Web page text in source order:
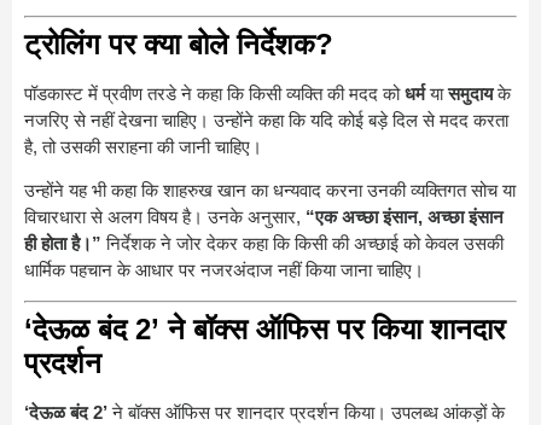
ट्रोलिंग पर क्या बोले निर्देशक?
पॉडकास्ट में प्रवीण तरडे ने कहा कि किसी व्यक्ति की मदद कोधर्मयासमुदायके
नजरिए से नहीं देखना चाहिए। उन्होंने कहा कि यदि कोई बड़े दिल से मदद करता
है, तो उसकी सराहना की जानी चाहिए।
उन्होंने यह भी कहा कि शाहरुख खान का धन्यवाद करना उनकी व्यक्तिगत सोच या
विचारधारा से अलग विषय है। उनके अनुसार, “एक अच्छा इंसान, अच्छा इंसान
ही होता है।” निर्देशक ने जोर देकर कहा कि किसी की अच्छाई को केवल उसकी
धार्मिक पहचान के आधार पर नजरअंदाज नहीं किया जाना चाहिए।
‘देऊळ बंद 2’ ने बॉक्स ऑफिस पर किया शानदार
प्रदर्शन
‘देऊळ बंद 2’ने बॉक्स ऑफिस पर शानदार प्रदर्शन किया। उपलब्ध आंकड़ों के